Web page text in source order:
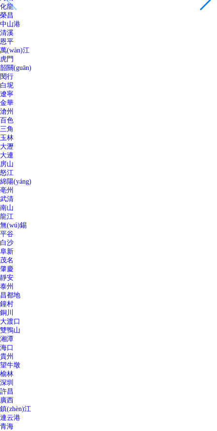
化龍
榮昌
中山港
清溪
恩平
萬(wàn)江
虎門
韶關(guān)
閔行
白坭
遼寧
金華
滄州
百色
三角
玉林
大瀝
大連
房山
怒江
綿陽(yáng)
亳州
武清
南山
龍江
無(wú)錫
平谷
白沙
阜新
茂名
肇慶
靜安
泰州
昌都地
鐘村
銅川
大渡口
雙鴨山
湘潭
海口
貴州
望牛墩
榆林
深圳
許昌
廣西
鎮(zhèn)江
連云港
青海